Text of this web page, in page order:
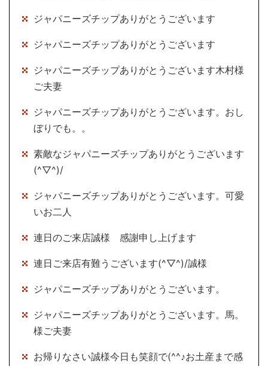
ジャパニーズチップありがとうございます
ジャパニーズチップありがとうございます
ジャパニーズチップありがとうございます木村様
ご夫妻
ジャパニーズチップありがとうございます。おし
ぼりでも。。
素敵なジャパニーズチップありがとうございます
(^▽^)/
ジャパニーズチップありがとうございます。可愛
いお二人
連日のご来店誠様 感謝申し上げます
連日ご来店有難うございます(^▽^)/誠様
ジャパニーズチップありがとうございます。
ジャパニーズチップありがとうございます。馬。
様ご夫妻
お帰りなさい誠様今日も笑顔で(^^♪お土産まで感